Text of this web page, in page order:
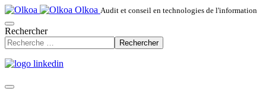
Olkoa Audit et conseil en technologies de l'information
Rechercher
Rechercher